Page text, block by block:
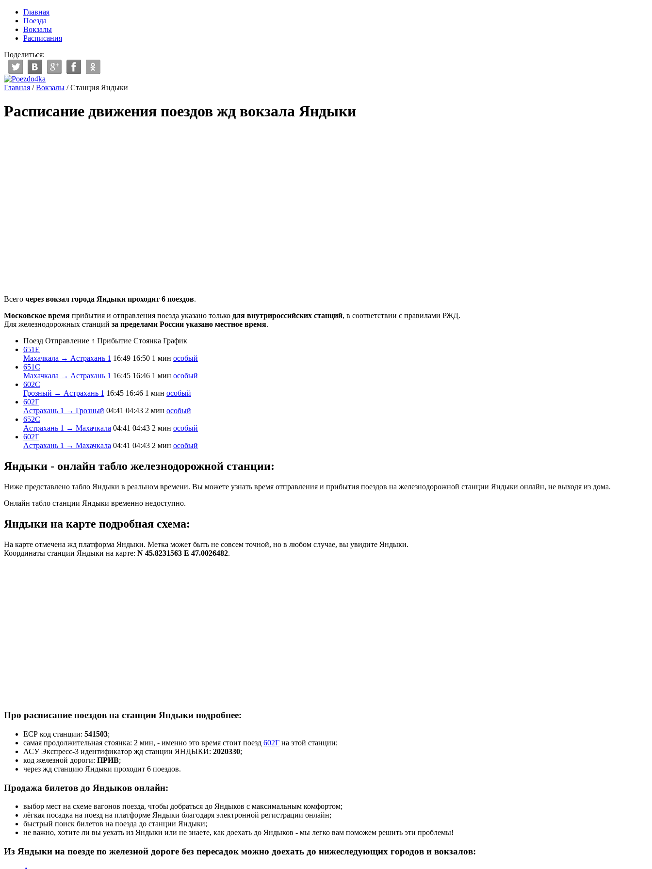
Главная
Поезда
Вокзалы
Расписания
Поделиться:
Главная /Вокзалы /Станция Яндыки
Расписание движения поездов жд вокзала Яндыки
Всего через вокзал города Яндыки проходит 6 поездов.
Московское время прибытия и отправления поезда указано только для внутрироссийских станций, в соответствии с правилами РЖД.
Для железнодорожных станций за пределами России указано местное время.
Поезд Отправление ↑ Прибытие Стоянка График
651Е
Махачкала → Астрахань 1 16:49 16:50 1 мин особый
651С
Махачкала → Астрахань 1 16:45 16:46 1 мин особый
602С
Грозный → Астрахань 1 16:45 16:46 1 мин особый
602Г
Астрахань 1 → Грозный 04:41 04:43 2 мин особый
652С
Астрахань 1 → Махачкала 04:41 04:43 2 мин особый
602Г
Астрахань 1 → Махачкала 04:41 04:43 2 мин особый
Яндыки - онлайн табло железнодорожной станции:
Ниже представлено табло Яндыки в реальном времени. Вы можете узнать время отправления и прибытия поездов на железнодорожной станции Яндыки онлайн, не выходя из дома.
Онлайн табло станции Яндыки временно недоступно.
Яндыки на карте подробная схема:
На карте отмечена жд платформа Яндыки. Метка может быть не совсем точной, но в любом случае, вы увидите Яндыки.
Координаты станции Яндыки на карте: N 45.8231563 E 47.0026482.
Про расписание поездов на станции Яндыки подробнее:
ЕСР код станции: 541503;
самая продолжительная стоянка: 2 мин, - именно это время стоит поезд 602Г на этой станции;
АСУ Экспресс-3 идентификатор жд станции ЯНДЫКИ: 2020330;
код железной дороги: ПРИВ;
через жд станцию Яндыки проходит 6 поездов.
Продажа билетов до Яндыков онлайн:
выбор мест на схеме вагонов поезда, чтобы добраться до Яндыков с максимальным комфортом;
лёгкая посадка на поезд на платформе Яндыки благодаря электронной регистрации онлайн;
быстрый поиск билетов на поезда до станции Яндыки;
не важно, хотите ли вы уехать из Яндыки или не знаете, как доехать до Яндыков - мы легко вам поможем решить эти проблемы!
Из Яндыки на поезде по железной дороге без пересадок можно доехать до нижеследующих городов и вокзалов: